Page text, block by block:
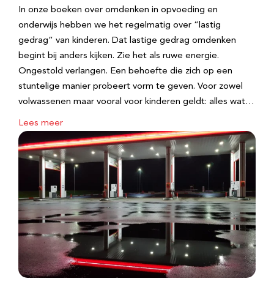
In onze boeken over omdenken in opvoeding en
onderwijs hebben we het regelmatig over “lastig
gedrag” van kinderen. Dat lastige gedrag omdenken
begint bij anders kijken. Zie het als ruwe energie.
Ongestold verlangen. Een behoefte die zich op een
stuntelige manier probeert vorm te geven. Voor zowel
volwassenen maar vooral voor kinderen geldt: alles wat…
Lees meer